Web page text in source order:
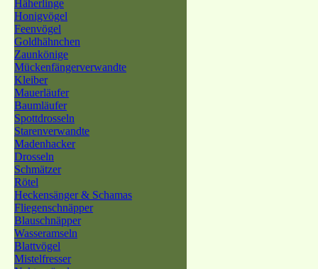
Häherlinge
Honigvögel
Feenvögel
Goldhähnchen
Zaunkönige
Mückenfängerverwandte
Kleiber
Mauerläufer
Baumläufer
Spottdrosseln
Starenverwandte
Madenhacker
Drosseln
Schmätzer
Rötel
Heckensänger & Schamas
Fliegenschnäpper
Blauschnäpper
Wasseramseln
Blattvögel
Mistelfresser